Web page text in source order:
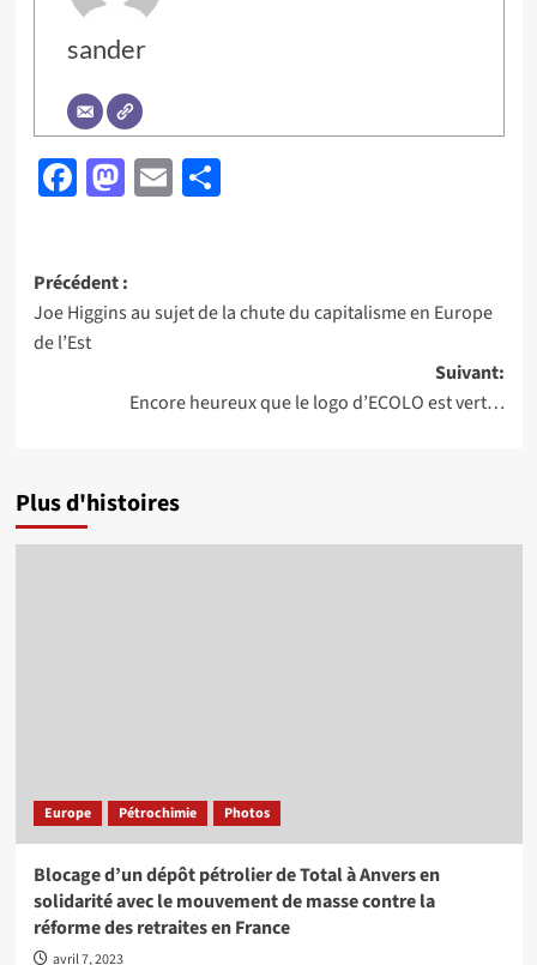
sander
Facebook
Mastodon
EmailPartager
Navigation
d’article
Précédent :
Joe Higgins au sujet de la chute du capitalisme en Europe
de l’Est
Suivant:
Encore heureux que le logo d’ECOLO est vert…
Plus d'histoires
Europe Pétrochimie Photos
Blocage d’un dépôt pétrolier de Total à Anvers en
solidarité avec le mouvement de masse contre la
réforme des retraites en France
avril 7, 2023